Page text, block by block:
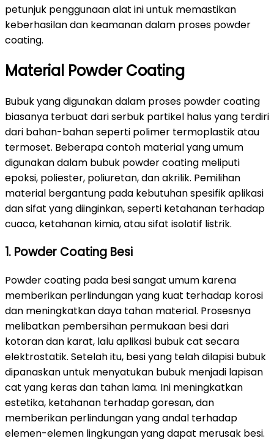
petunjuk penggunaan alat ini untuk memastikan
keberhasilan dan keamanan dalam proses powder
coating.
Material Powder Coating
Bubuk yang digunakan dalam proses powder coating
biasanya terbuat dari serbuk partikel halus yang terdiri
dari bahan-bahan seperti polimer termoplastik atau
termoset. Beberapa contoh material yang umum
digunakan dalam bubuk powder coating meliputi
epoksi, poliester, poliuretan, dan akrilik. Pemilihan
material bergantung pada kebutuhan spesifik aplikasi
dan sifat yang diinginkan, seperti ketahanan terhadap
cuaca, ketahanan kimia, atau sifat isolatif listrik.
1. Powder Coating Besi
Powder coating pada besi sangat umum karena
memberikan perlindungan yang kuat terhadap korosi
dan meningkatkan daya tahan material. Prosesnya
melibatkan pembersihan permukaan besi dari
kotoran dan karat, lalu aplikasi bubuk cat secara
elektrostatik. Setelah itu, besi yang telah dilapisi bubuk
dipanaskan untuk menyatukan bubuk menjadi lapisan
cat yang keras dan tahan lama. Ini meningkatkan
estetika, ketahanan terhadap goresan, dan
memberikan perlindungan yang andal terhadap
elemen-elemen lingkungan yang dapat merusak besi.